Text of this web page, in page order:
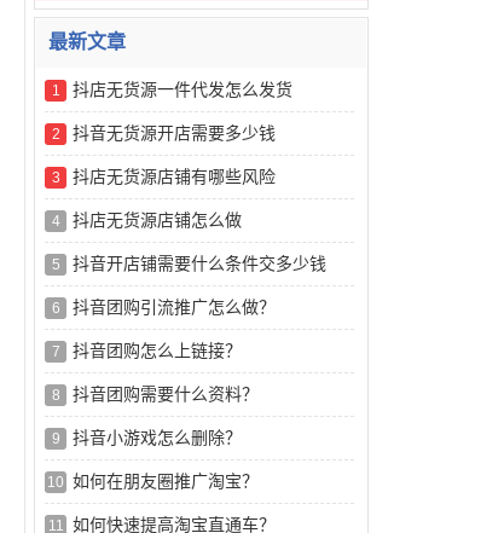
最新文章
1 抖店无货源一件代发怎么发货
2 抖音无货源开店需要多少钱
3 抖店无货源店铺有哪些风险
4 抖店无货源店铺怎么做
5 抖音开店铺需要什么条件交多少钱
6 抖音团购引流推广怎么做？
7 抖音团购怎么上链接？
8 抖音团购需要什么资料？
9 抖音小游戏怎么删除？
10 如何在朋友圈推广淘宝？
11 如何快速提高淘宝直通车？